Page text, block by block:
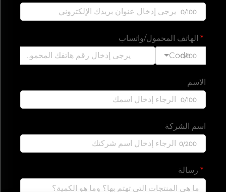
0/100
الهاتف المحمول/واتساب
Code
0/100
الاسم
0/100
اسم الشركة
0/200
رسالة